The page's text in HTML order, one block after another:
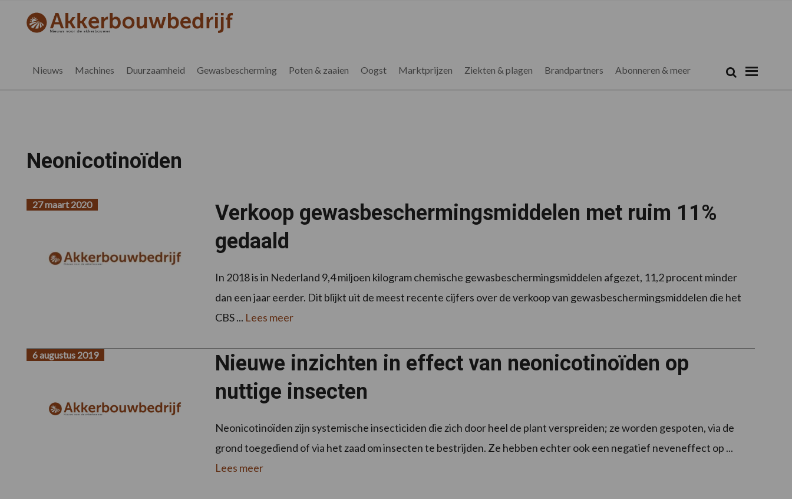
hoofdnavigatie
voettekst
akkerbouwbedrijf.nl
Nieuws Machines Duurzaamheid Gewasbescherming Poten & zaaien Oogst Marktprijzen Ziekten & plagen Brandpartners Abonneren & meer Zoek
Neonicotinoïden
Verkoop gewasbeschermingsmiddelen met ruim 11%
gedaald
27 maart 2020
In 2018 is in Nederland 9,4 miljoen kilogram chemische gewasbeschermingsmiddelen afgezet, 11,2 procent minder
dan een jaar eerder. Dit blijkt uit de meest recente cijfers over de verkoop van gewasbeschermingsmiddelen die het
CBS ... Lees meer
Nieuwe inzichten in effect van neonicotinoïden op
nuttige insecten
6 augustus 2019
Neonicotinoïden zijn systemische insecticiden die zich door heel de plant verspreiden; ze worden gespoten, via de
grond toegediend of via het zaad om insecten te bestrijden. Ze hebben echter ook een negatief neveneffect op ...
Lees meer